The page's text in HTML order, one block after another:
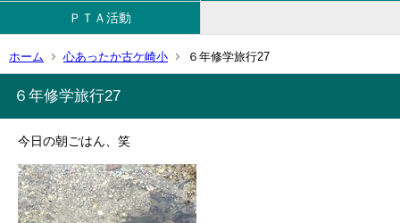
ＰＴＡ活動
ホーム 心あったか古ケ崎小 ６年修学旅行27
６年修学旅行27
今日の朝ごはん、笑